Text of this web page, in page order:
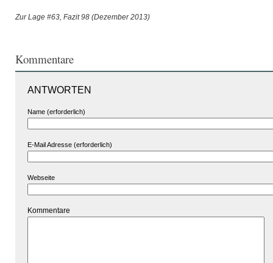
Zur Lage #63, Fazit 98 (Dezember 2013)
Kommentare
ANTWORTEN
Name (erforderlich)
E-Mail Adresse (erforderlich)
Webseite
Kommentare